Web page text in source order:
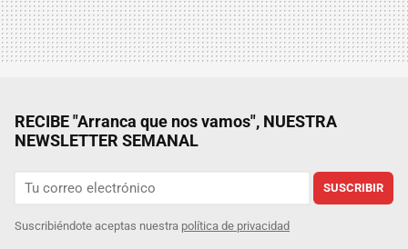
RECIBE "Arranca que nos vamos", NUESTRA
NEWSLETTER SEMANAL
SUSCRIBIR
Suscribiéndote aceptas nuestra política de privacidad